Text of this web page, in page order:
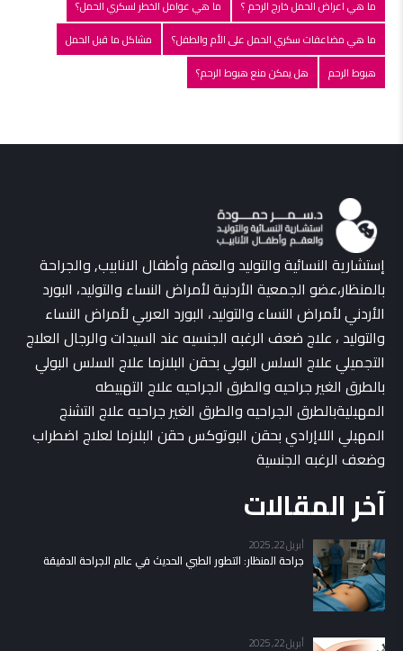
ما هي اعراض الحمل خارج الرحم ؟
ما هي عوامل الخطر لسكري الحمل؟
ما هي مضاعفات سكري الحمل على الأم والطفل؟
مشاكل ما قبل الحمل
هبوط الرحم
هل يمكن منع هبوط الرحم؟
إستشارية النسائية والتوليد والعقم وأطفال الانابيب, والجراحة
بالمنظار،عضو الجمعية الأردنية لأمراض النساء والتوليد، البورد
الأردني لأمراض النساء والتوليد، البورد العربي لأمراض النساء
والتوليد ، علاج ضعف الرغبه الجنسيه عند السيدات والرجال العلاج
التجميلي علاج السلس البولي بحقن البلازما علاج السلس البولي
بالطرق الغير جراحيه والطرق الجراحيه علاج التهبيطه
المهبليةبالطرق الجراحيه والطرق الغير جراحيه علاج التشنج
المهبلي اللاإرادي بحقن البوتوكس حقن البلازما لعلاج اضطراب
وضعف الرغبه الجنسية
آخر المقالات
أبريل 22, 2025
جراحة المنظار: التطور الطبي الحديث في عالم الجراحة الدقيقة
أبريل 22, 2025